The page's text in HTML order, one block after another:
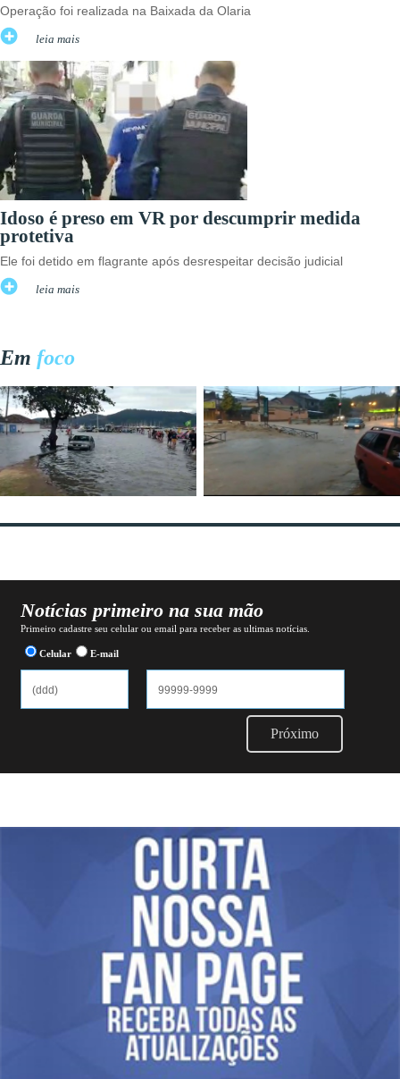
Operação foi realizada na Baixada da Olaria
leia mais
Idoso é preso em VR por descumprir medida
protetiva
Ele foi detido em flagrante após desrespeitar decisão judicial
leia mais
Em foco
Notícias primeiro na sua mão
Primeiro cadastre seu celular ou email para receber as ultimas notícias.
Celular E-mail
Próximo